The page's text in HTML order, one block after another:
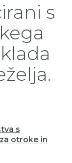
s
s
otroke in